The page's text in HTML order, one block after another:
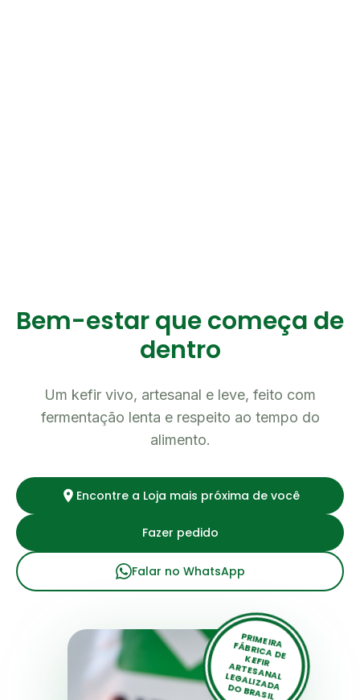
Bem-estar que começa de
dentro
Um kefir vivo, artesanal e leve, feito com
fermentação lenta e respeito ao tempo do
alimento.
Encontre a Loja mais próxima de você
Fazer pedido
Falar no WhatsApp
PRIM
EIRA FÁBRICA DE
KEFIR
ARTESANAL LEGALIZADA DO BRASIL